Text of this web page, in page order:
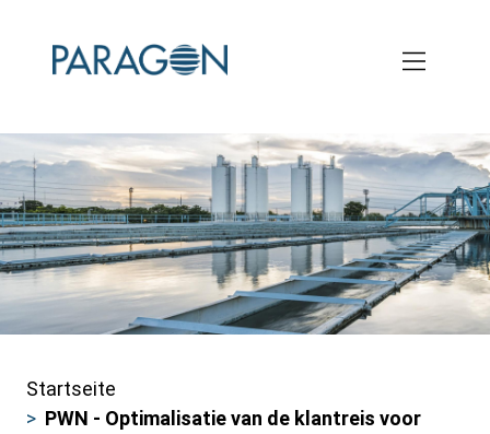
Pfadnavigation
Startseite
PWN - Optimalisatie van de klantreis voor